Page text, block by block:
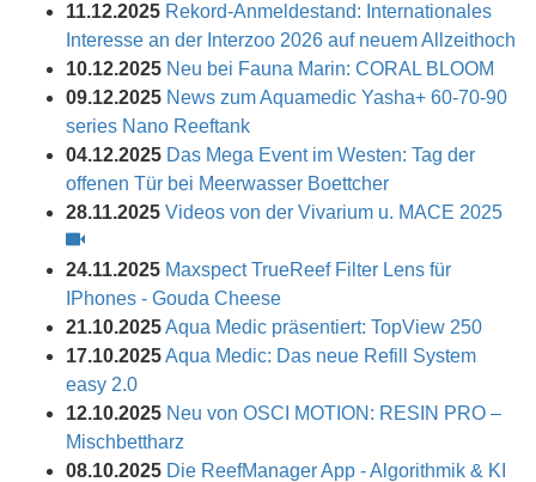
11.12.2025 Rekord-Anmeldestand: Internationales
Interesse an der Interzoo 2026 auf neuem Allzeithoch
10.12.2025 Neu bei Fauna Marin: CORAL BLOOM
09.12.2025 News zum Aquamedic Yasha+ 60-70-90
series Nano Reeftank
04.12.2025 Das Mega Event im Westen: Tag der
offenen Tür bei Meerwasser Boettcher
28.11.2025 Videos von der Vivarium u. MACE 2025
24.11.2025 Maxspect TrueReef Filter Lens für
IPhones - Gouda Cheese
21.10.2025Aqua Medic präsentiert: TopView 250
17.10.2025Aqua Medic: Das neue Refill System
easy 2.0
12.10.2025 Neu von OSCI MOTION: RESIN PRO –
Mischbettharz
08.10.2025 Die ReefManager App - Algorithmik & KI